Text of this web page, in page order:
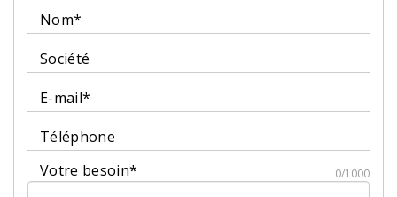
Nom*
Société
E-mail*
Téléphone
Votre besoin*
0/1000